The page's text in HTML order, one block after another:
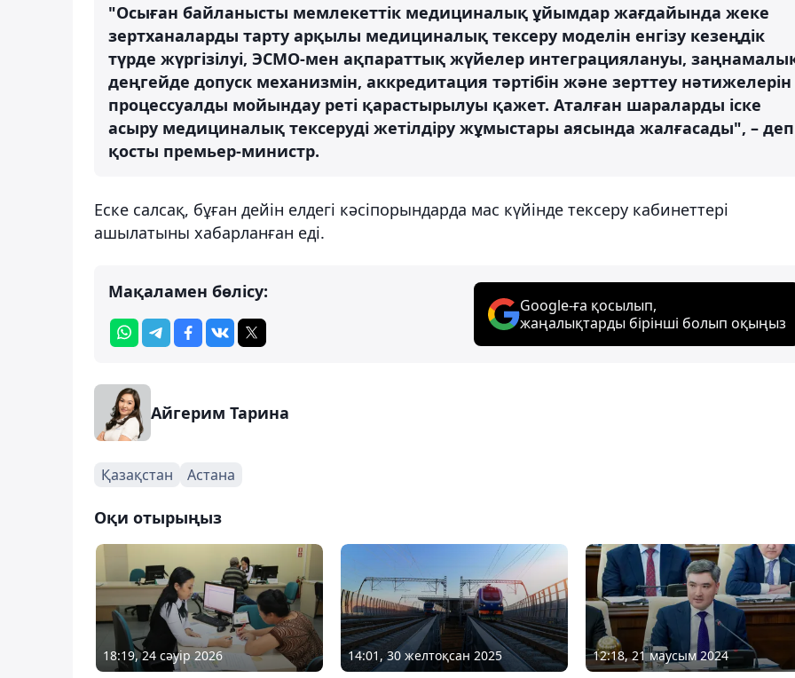
"Осыған байланысты мемлекеттік медициналық ұйымдар жағдайында жеке
зертханаларды тарту арқылы медициналық тексеру моделін енгізу кезеңдік
түрде жүргізілуі, ЭСМО-мен ақпараттық жүйелер интеграциялануы,
деңгейде допуск механизмін, аккредитация тәртібін және зерттеу нәтижелерін
процессуалды мойындау реті қарастырылуы қажет. Аталған шараларды іске
асыру медициналық тексеруді жетілдіру жұмыстары аясында жалғасады", – деп
қосты премьер-министр.
Еске салсақ, бұған дейін елдегі кәсіпорындарда мас күйінде тексеру кабинеттері
ашылатыны хабарланған еді.
Мақаламен бөлісу:
Google-ға қосылып,
жаңалықтарды бірінші болып оқыңыз
Айгерим Тарина
Қазақстан Астана
Оқи отырыңыз
18:19, 24 сәуір 2026 14:01, 30 желтоқсан 2025 12:18, 21 маусым 2024